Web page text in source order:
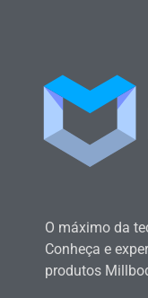
O máximo da
Conheça e
produtos